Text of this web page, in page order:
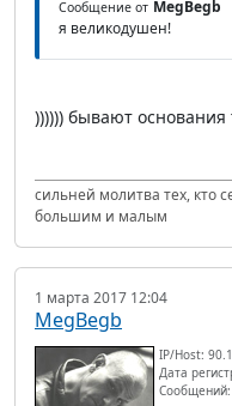
Сообщение от MegBegb
я великодушен!
)))))) бывают основания
сильней молитва тех, кто
большим и малым
1 марта 2017 12:04
MegBegb
IP/Host:
Дата
Сообщений: